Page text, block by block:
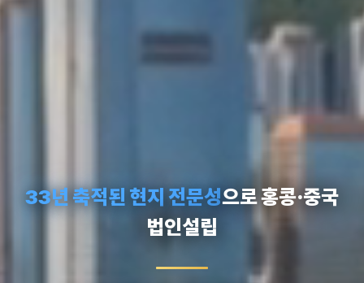
33년 축적된 현지 전문성으로 홍콩·중국
법인설립